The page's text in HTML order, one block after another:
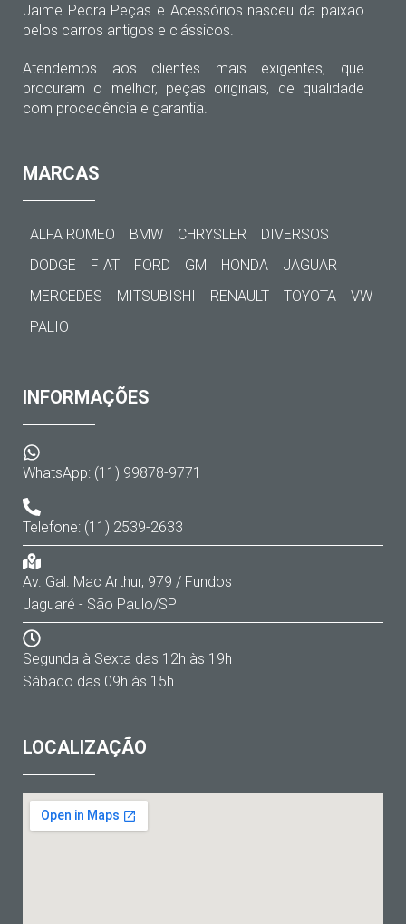
Jaime Pedra Peças e Acessórios nasceu da paixão
pelos carros antigos e clássicos.
Atendemos aos clientes mais exigentes, que
procuram o melhor, peças originais, de qualidade
com procedência e garantia.
MARCAS
ALFA ROMEO BMW CHRYSLER
DIVERSOS
DODGE
FIAT FORD GM HONDA
JAGUAR
MERCEDES
MITSUBISHI RENAULT TOYOTA
VW
PALIO
INFORMAÇÕES
WhatsApp: (11) 99878-9771
Telefone: (11) 2539-2633
Av. Gal. Mac Arthur, 979 / Fundos
Jaguaré - São Paulo/SP
Segunda à Sexta das 12h às 19h
Sábado das 09h às 15h
LOCALIZAÇÃO